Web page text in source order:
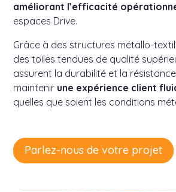
améliorant l’efficacité
espaces Drive.
Grâce à des structures métallo-
des toiles tendues de qualité
assurent la durabilité et la
maintenir une expérience client
quelles que soient les conditions
Parlez-nous de votre projet